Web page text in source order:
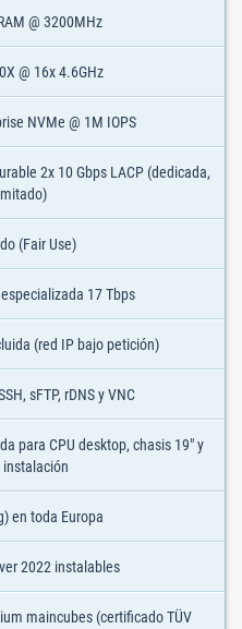
@ 3200MHz
@ 16x 4.6GHz
NVMe @ 1M IOPS
2x 10 Gbps LACP (dedicada,
(Fair Use)
17 Tbps
(red IP bajo petición)
sFTP, rDNS y VNC
para CPU desktop, chasis 19" y
en toda Europa
2022 instalables
maincubes (certificado TÜV